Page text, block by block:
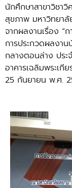
นักศึกษาสาขาวิชา
สุขภาพ มหาวิทยาลั
จากผลงานเรื่อง “
การประกวดผลงา
กลางตอนล่าง ประ
อาคารเฉลิมพระเกี
25 กันยายน พ.ศ.